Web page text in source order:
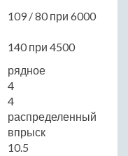
109 / 80 при 6000
140 при 4500
рядное
4
4
распределенный
впрыск
10.5